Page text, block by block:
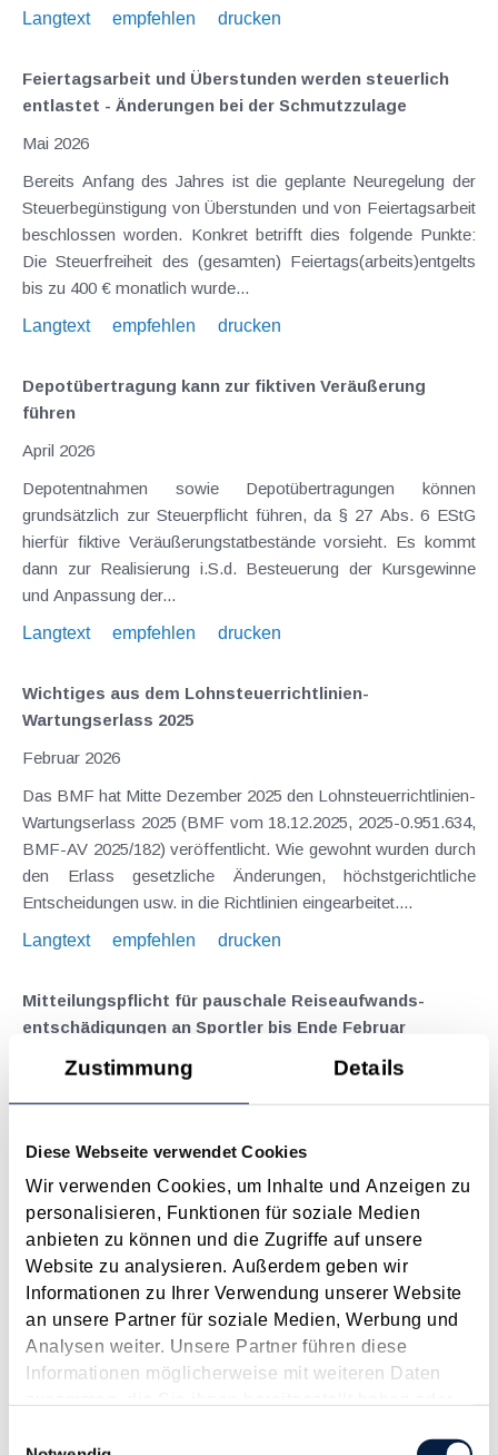
Zustimmung Details
Diese Webseite verwendet Cookies
Wir verwenden Cookies, um Inhalte und Anzeigen zu
personalisieren, Funktionen für soziale Medien
anbieten zu können und die Zugriffe auf unsere
Website zu analysieren. Außerdem geben wir
Informationen zu Ihrer Verwendung unserer Website
an unsere Partner für soziale Medien, Werbung und
Analysen weiter. Unsere Partner führen diese
Informationen möglicherweise mit weiteren Daten
Langtext
empfehlen drucken
Feiertagsarbeit und Überstunden werden steuerlich
entlastet - Änderungen bei der Schmutzzulage
Mai 2026
Bereits Anfang des Jahres ist die geplante Neuregelung der
Steuerbegünstigung von Überstunden und von Feiertagsarbeit
beschlossen worden. Konkret betrifft dies folgende Punkte:
Die Steuerfreiheit des (gesamten) Feiertags(arbeits)entgelts
bis zu 400 € monatlich wurde...
Langtext
empfehlen drucken
Depotübertragung kann zur fiktiven Veräußerung
führen
April 2026
Depotentnahmen sowie Depotübertragungen können
grundsätzlich zur Steuerpflicht führen, da § 27 Abs. 6 EStG
hierfür fiktive Veräußerungstatbestände vorsieht. Es kommt
dann zur Realisierung i.S.d. Besteuerung der Kursgewinne
und Anpassung der...
Langtext
empfehlen drucken
Wichtiges aus dem Lohnsteuerrichtlinien-
Wartungserlass 2025
Februar 2026
Das BMF hat Mitte Dezember 2025 den Lohnsteuerrichtlinien-
Wartungserlass 2025 (BMF vom 18.12.2025, 2025-0.951.634,
BMF-AV 2025/182) veröffentlicht. Wie gewohnt wurden durch
den Erlass gesetzliche Änderungen, höchstgerichtliche
Entscheidungen usw. in die Richtlinien eingearbeitet....
Langtext
empfehlen drucken
Mitteilungspflicht für pauschale Reiseaufwands­
entschädigungen an Sportler bis Ende Februar
Februar 2026
Seit 2023 sind pauschale Reiseaufwandsentschädigungen,
satzungsgemäßen Zweck der Ausübung oder Förderung des
Körpersports ("Sportvereine") an Sportler, Schiedsrichter und
Sportbetreuer gewährt...
Langtext
empfehlen drucken
BMF-Aussagen zur Mitarbeiter­prämie 2025
Dezember 2025
Mit dem Budgetbegleitgesetz 2025 wurde die
Mitarbeiterprämie zur Mitarbeiterprämie 2025 "relaunched".
Hiermit können Arbeitgeber im Jahr 2025 Zulagen und